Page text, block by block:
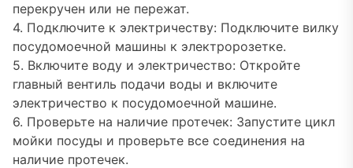
перекручен или не пережат.
4. Подключите к электричеству: Подключите вилку
посудомоечной машины к электророзетке.
5. Включите воду и электричество: Откройте
главный вентиль подачи воды и включите
электричество к посудомоечной машине.
6. Проверьте на наличие протечек: Запустите цикл
мойки посуды и проверьте все соединения на
наличие протечек.